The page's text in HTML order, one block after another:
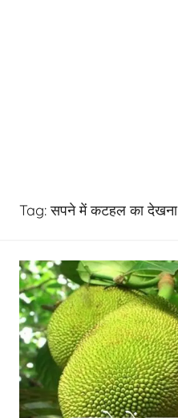
Tag:सपने में कटहल का देखना